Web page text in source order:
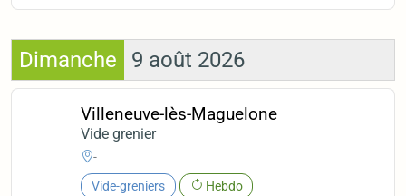
Dimanche 9 août 2026
Villeneuve-lès-Maguelone
Vide grenier
-
Vide-greniers Hebdo